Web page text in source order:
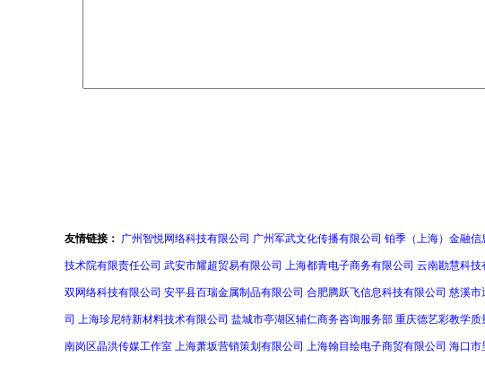
友情链接： 广州智悦网络科技有限公司 广州军武文化传播有限公司 铂季（上海）金融信
技术院有限责任公司 武安市耀超贸易有限公司 上海都青电子商务有限公司 云南勘慧科技
双网络科技有限公司 安平县百瑞金属制品有限公司 合肥腾跃飞信息科技有限公司 慈溪市
司 上海珍尼特新材料技术有限公司 盐城市亭湖区辅仁商务咨询服务部 重庆德艺彩教学质
南岗区晶洪传媒工作室 上海萧坂营销策划有限公司 上海翰目绘电子商贸有限公司 海口市